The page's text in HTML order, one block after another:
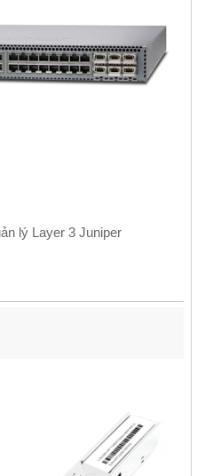
lý Layer 3 Juniper